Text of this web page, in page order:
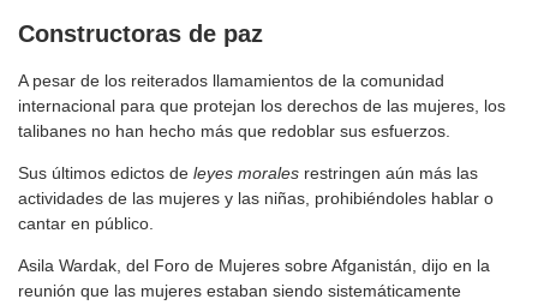
Constructoras de paz
A pesar de los reiterados llamamientos de la comunidad
internacional para que protejan los derechos de las mujeres, los
talibanes no han hecho más que redoblar sus esfuerzos.
Sus últimos edictos de leyes morales restringen aún más las
actividades de las mujeres y las niñas, prohibiéndoles hablar o
cantar en público.
Asila Wardak, del Foro de Mujeres sobre Afganistán, dijo en la
reunión que las mujeres estaban siendo sistemáticamente